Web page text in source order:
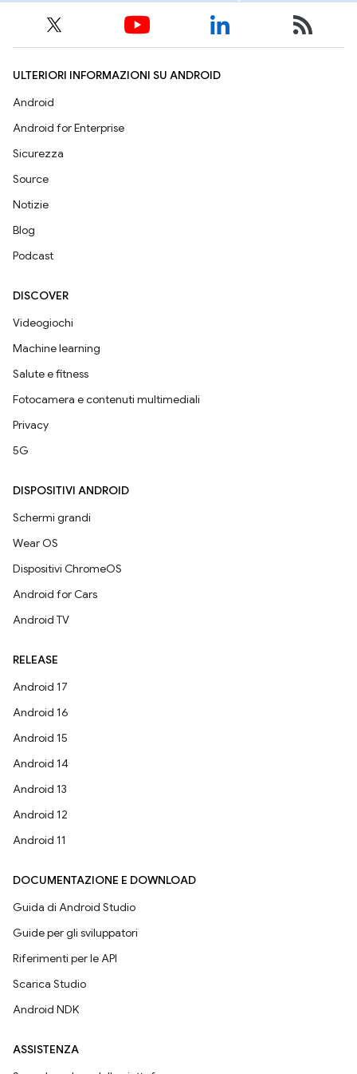
ULTERIORI INFORMAZIONI SU ANDROID
Android
Android for Enterprise
Sicurezza
Source
Notizie
Blog
Podcast
DISCOVER
Videogiochi
Machine learning
Salute e fitness
Fotocamera e contenuti multimediali
Privacy
5G
DISPOSITIVI ANDROID
Schermi grandi
Wear OS
Dispositivi ChromeOS
Android for Cars
Android TV
RELEASE
Android 17
Android 16
Android 15
Android 14
Android 13
Android 12
Android 11
DOCUMENTAZIONE E DOWNLOAD
Guida di Android Studio
Guide per gli sviluppatori
Riferimenti per le API
Scarica Studio
Android NDK
ASSISTENZA